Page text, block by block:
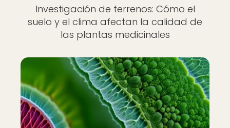
Investigación de terrenos: Cómo el
suelo y el clima afectan la calidad de
las plantas medicinales